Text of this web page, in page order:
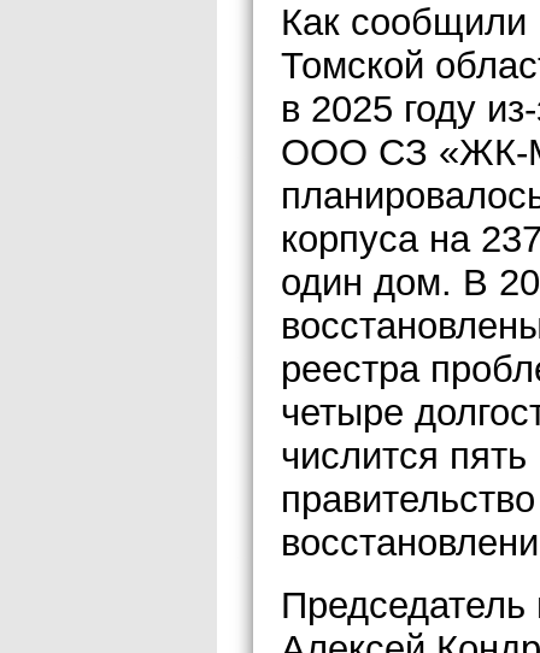
Как сообщили
Томской
в 2025 году
ООО СЗ «ЖК-
корпуса на
один дом. В
реестра
четыре
числится
Председатель